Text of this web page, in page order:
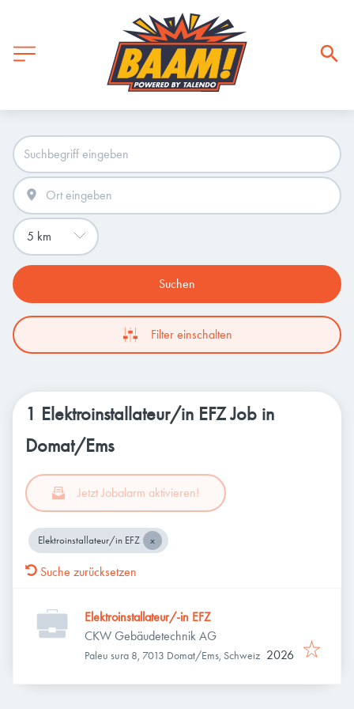
Suchen
Filter einschalten
1 Elektroinstallateur/in EFZ Job in
Domat/Ems
Jetzt Jobalarm aktivieren!
Elektroinstallateur/in EFZ
Suche zurücksetzen
Elektroinstallateur/-in EFZ
CKW Gebäudetechnik AG
Paleu sura 8, 7013 Domat/Ems, Schweiz 2026